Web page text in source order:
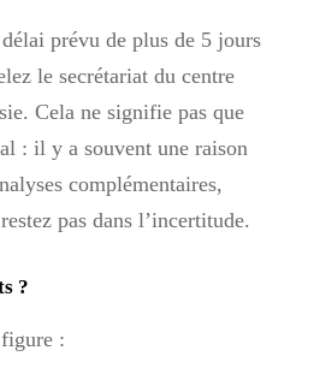
prévu de plus de 5 jours
le secrétariat du centre
Cela ne signifie pas que
: il y a souvent une raison
complémentaires,
pas dans l’incertitude.
?
: